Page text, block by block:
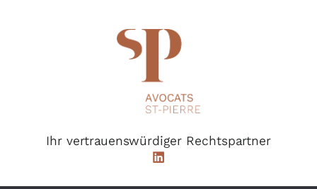
Ihr vertrauenswürdiger Rechtspartner